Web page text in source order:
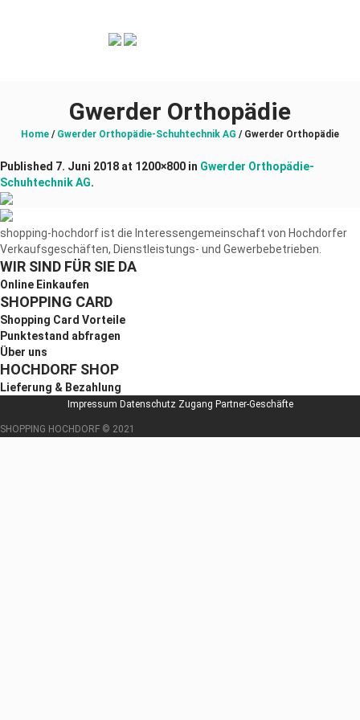
Gwerder Orthopädie
Home / Gwerder Orthopädie-Schuhtechnik AG / Gwerder Orthopädie
Published 7. Juni 2018 at 1200×800 in Gwerder Orthopädie-
Schuhtechnik AG.
shopping-hochdorf ist die Interessengemeinschaft von Hochdorfer
Verkaufsgeschäften, Dienstleistungs- und Gewerbebetrieben.
WIR SIND FÜR SIE DA
Online Einkaufen
SHOPPING CARD
Shopping Card Vorteile
Punktestand abfragen
Über uns
HOCHDORF SHOP
Lieferung & Bezahlung
Impressum Datenschutz Zugang Partner-Geschäfte
SHOPPING HOCHDORF © 2021